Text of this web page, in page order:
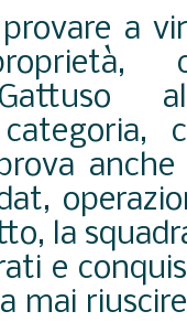
a
anche
la
e
mai